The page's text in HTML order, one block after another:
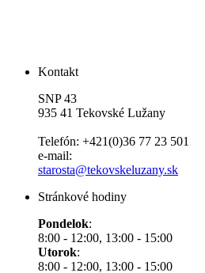
Kontakt
SNP 43
935 41 Tekovské Lužany
Telefón: +421(0)36 77 23 501
e-mail:
starosta@tekovskeluzany.sk
Stránkové hodiny
Pondelok:
8:00 - 12:00, 13:00 - 15:00
Utorok:
8:00 - 12:00, 13:00 - 15:00